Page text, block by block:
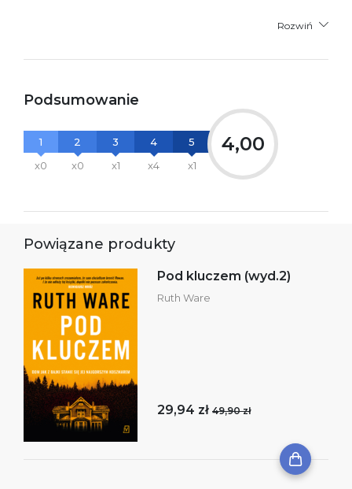
Rozwiń
Podsumowanie
1
x0
2
x0
3
x1
4
x4
5
x1
4,00
Powiązane produkty
Pod kluczem (wyd.2)
Ruth Ware
29,94 zł 49,90 zł